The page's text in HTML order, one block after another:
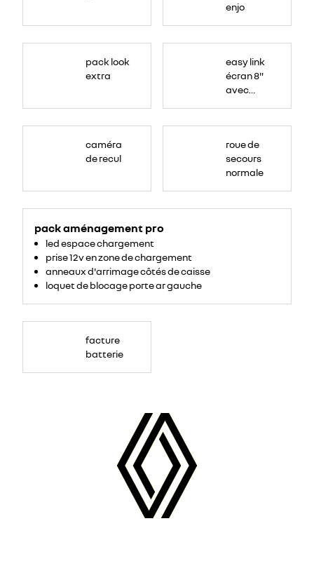
enjo
pack look
extra
easy link
écran 8"
avec
caméra
de recul
roue de
secours
normale
pack aménagement pro
led espace chargement
prise 12v en zone de chargement
anneaux d'arrimage côtés de caisse
loquet de blocage porte ar gauche
facture
batterie